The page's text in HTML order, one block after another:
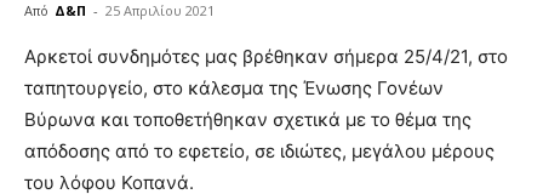
Από Δ&Π - 25 Απριλίου 2021
blonde
lesbians
hot
cam
show.desi
Αρκετοί συνδημότες μας βρέθηκαν σήμερα 25/4/21, στο
ταπητουργείο, στο κάλεσμα της Ένωσης Γονέων
Βύρωνα και τοποθετήθηκαν σχετικά με το θέμα της
απόδοσης από το εφετείο, σε ιδιώτες, μεγάλου μέρους
του λόφου Κοπανά.